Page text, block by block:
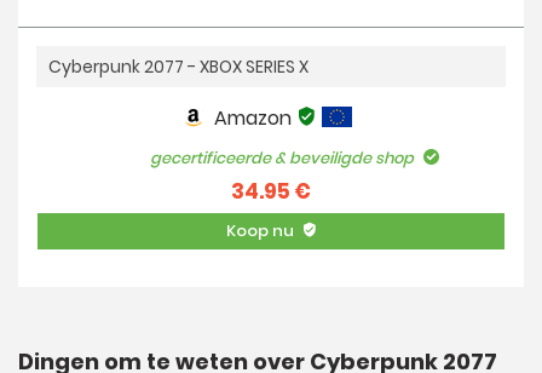
Cyberpunk 2077 - XBOX SERIES X
Amazon
gecertificeerde & beveiligde shop
34.95 €
Koop nu
Dingen om te weten over Cyberpunk 2077